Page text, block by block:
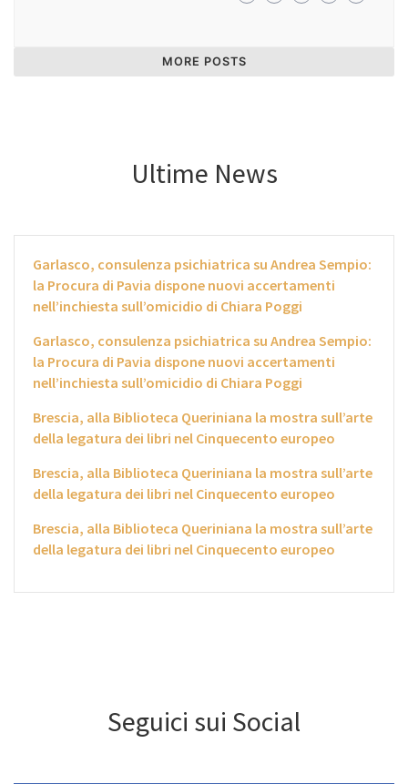
MORE POSTS
Ultime News
Garlasco, consulenza psichiatrica su Andrea Sempio:
la Procura di Pavia dispone nuovi accertamenti
nell’inchiesta sull’omicidio di Chiara Poggi
Garlasco, consulenza psichiatrica su Andrea Sempio:
la Procura di Pavia dispone nuovi accertamenti
nell’inchiesta sull’omicidio di Chiara Poggi
Brescia, alla Biblioteca Queriniana la mostra sull’arte
della legatura dei libri nel Cinquecento europeo
Brescia, alla Biblioteca Queriniana la mostra sull’arte
della legatura dei libri nel Cinquecento europeo
Brescia, alla Biblioteca Queriniana la mostra sull’arte
della legatura dei libri nel Cinquecento europeo
Seguici sui Social